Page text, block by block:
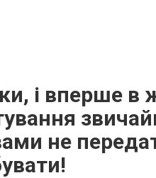
і вперше в
не